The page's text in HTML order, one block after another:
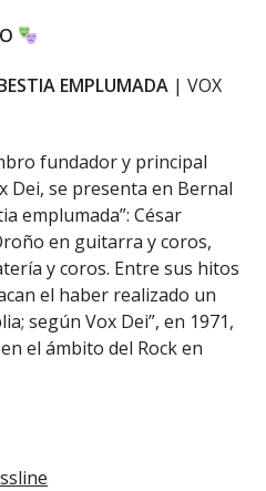
EMPLUMADA | VOX
fundador y principal
Dei, se presenta en Bernal
emplumada”: César
en guitarra y coros,
y coros. Entre sus hitos
el haber realizado un
según Vox Dei”, en 1971,
el ámbito del Rock en